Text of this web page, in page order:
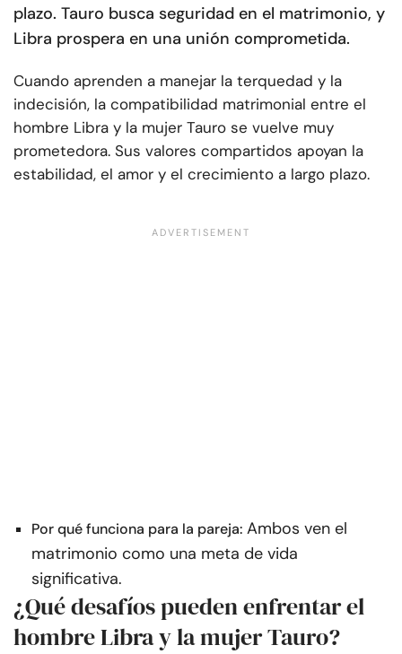
plazo. Tauro busca seguridad en el matrimonio, y
Libra prospera en una unión comprometida.
Cuando aprenden a manejar la terquedad y la
indecisión, la compatibilidad matrimonial entre el
hombre Libra y la mujer Tauro se vuelve muy
prometedora. Sus valores compartidos apoyan la
estabilidad, el amor y el crecimiento a largo plazo.
Por qué funciona para la pareja: Ambos ven el
matrimonio como una meta de vida
significativa.
¿Qué desafíos pueden enfrentar el
hombre Libra y la mujer Tauro?